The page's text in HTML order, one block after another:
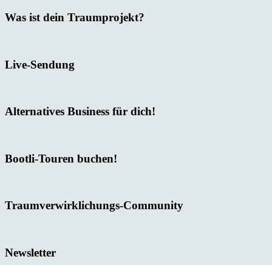
Was ist dein Traumprojekt?
Live-Sendung
Alternatives Business für dich!
Bootli-Touren buchen!
Traumverwirklichungs-Community
Newsletter